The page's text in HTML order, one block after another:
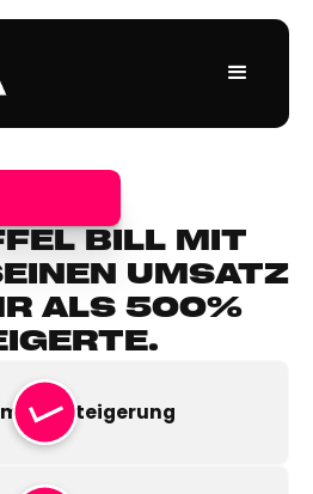
BILL MIT
UMSATZ
ALS 500%